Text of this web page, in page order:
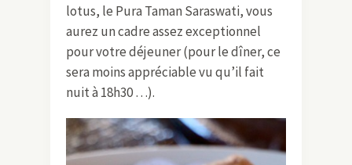
lotus, le Pura Taman Saraswati, vous
aurez un cadre assez exceptionnel
pour votre déjeuner (pour le dîner, ce
sera moins appréciable vu qu’il fait
nuit à 18h30 …).